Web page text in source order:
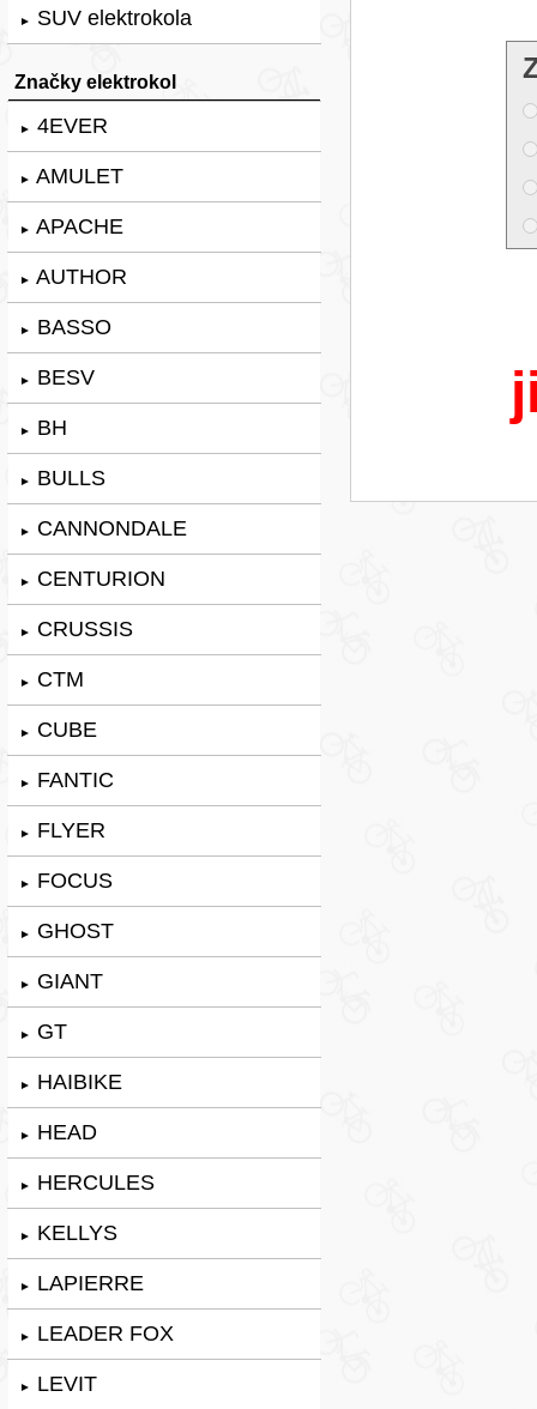
► SUV elektrokola
Značky elektrokol
► 4EVER
► AMULET
► APACHE
► AUTHOR
► BASSO
► BESV
► BH
► BULLS
► CANNONDALE
► CENTURION
► CRUSSIS
► CTM
► CUBE
► FANTIC
► FLYER
► FOCUS
► GHOST
► GIANT
► GT
► HAIBIKE
► HEAD
► HERCULES
► KELLYS
► LAPIERRE
► LEADER FOX
► LEVIT